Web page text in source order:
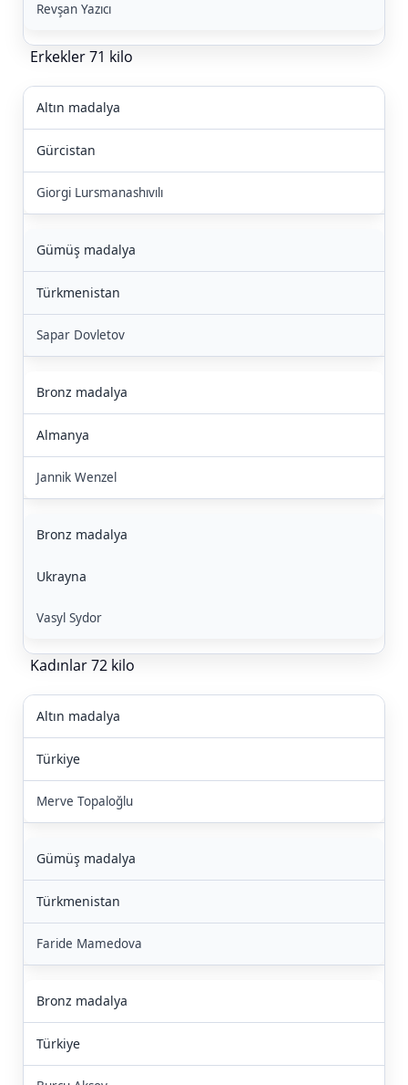
Revşan Yazıcı
Erkekler 71 kilo
Altın madalya
Gürcistan
Giorgi Lursmanashıvılı
Gümüş madalya
Türkmenistan
Sapar Dovletov
Bronz madalya
Almanya
Jannik Wenzel
Bronz madalya
Ukrayna
Vasyl Sydor
Kadınlar 72 kilo
Altın madalya
Türkiye
Merve Topaloğlu
Gümüş madalya
Türkmenistan
Faride Mamedova
Bronz madalya
Türkiye